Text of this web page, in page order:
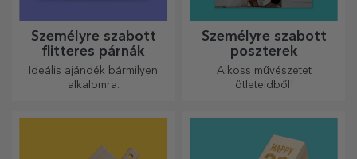
Személyre szabott
flitteres párnák
Ideális ajándék bármilyen
alkalomra.
Személyre szabott
poszterek
Alkoss művészetet
ötleteidből!